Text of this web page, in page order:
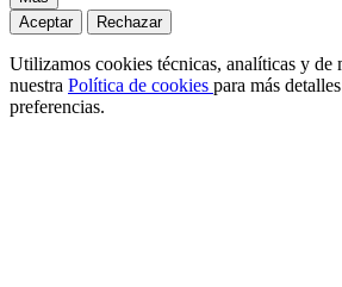
Aceptar
Rechazar
Utilizamos cookies técnicas, analíticas y de
nuestra Política de cookies para más
preferencias.